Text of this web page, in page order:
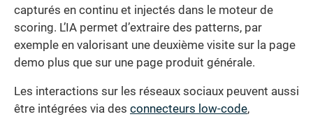
capturés en continu et injectés dans le moteur de
scoring. L’IA permet d’extraire des patterns, par
exemple en valorisant une deuxième visite sur la page
demo plus que sur une page produit générale.
Les interactions sur les réseaux sociaux peuvent aussi
être intégrées via des connecteurs low-code,